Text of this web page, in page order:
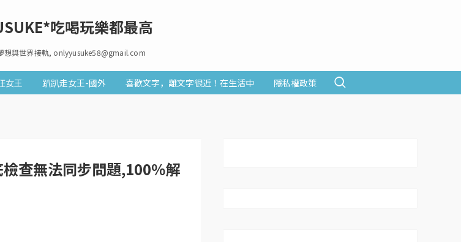
吃喝玩樂都最高
想與世界接軌, onlyyusuke58@gmail.com
女王 趴趴走女王-國外 喜歡文字，離文字很近！在生活中 隱私權政策
查無法同步問題,100％解